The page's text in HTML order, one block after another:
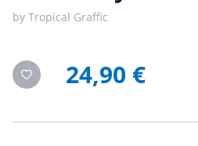
by Tropical Graffic
24,90 €